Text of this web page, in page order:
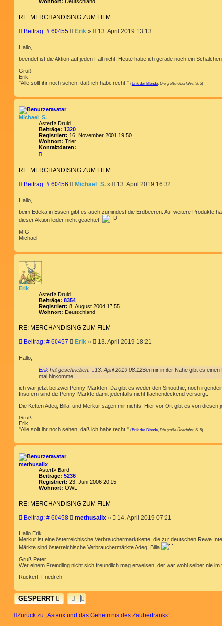
Wohnort: Deutschland
RE: MERCHANDISING ZUM FILM
Beitrag: # 60455B
r
Erik » 13. April 2019 13:13
Hallo,
beendet ist die Aktion auf jeden Fall nicht. Heute habe ich gerade noch ein
Gruß
Erik
"Alle sollt ihr noch sehen, daß ich habe recht!" (Erik der Blonde Die große Überfahrt, S. 5)
Michael_S.
AsterIX Druid
Beiträge: 1320
Registriert: 16. November 2001 19:50
Wohnort: Trier
Kontaktdaten:
t
k
t
e
n
v
c
.
RE: MERCHANDISING ZUM FILM
Beitrag: # 60456 B
r
a
Michael_S. » 13. April 2019 16:32
Hallo,
beim Edeka in Essen gibt es auch zumindest die Erdbeeren. Auf weitere Produkte
dieser Aktion leider nicht geachtet.
MfG
Michael
Erik
AsterIX Druid
Beiträge: 8354
Registriert: 8. August 2004 17:55
Wohnort: Deutschland
RE: MERCHANDISING ZUM FILM
Beitrag: # 60457 B
r
a
g
Erik » 13. April 2019 18:21
Hallo,
Erik hat geschrieben: 13. April 2019 08:12Bei mir in der Nähe gibt es
mal hinkomme.
ich war jetzt bei zwei Penny-Märkten. Da gibt es weder den Smoothie, noch
Insofern sind die Penny-Märkte damit jedenfalls nicht flächendeckend versorgt.
Die Ketten Adeq, Billa, und Merkur sagen mir nichts. Hier vor Ort gibt es von diesen
Gruß
Erik
"Alle sollt ihr noch sehen, daß ich habe recht!" (Erik der Blonde, Die große Überfahrt, S. 5)
methusalix
AsterIX Bard
Beiträge: 5236
Registriert: 23. Juni 2006 20:15
Wohnort: OWL
RE: MERCHANDISING ZUM FILM
Beitrag: # 60458B
t
r
methusalix » 14. April 2019 07:21
Hallo Erik ,
Merkur ist eine österreichische Verbrauchermarktkette, die zur deutschen Rewe
Märkte sind österreichische Verbrauchermärkte Adeq, Billa
Gruß Peter
Wer einem Fremdling nicht sich freundlich mag erweisen, der war wohl selber nie im
Rückert, Friedrich
GESPERRT
Zurück zu „Asterix und das Geheimnis des Zaubertranks“